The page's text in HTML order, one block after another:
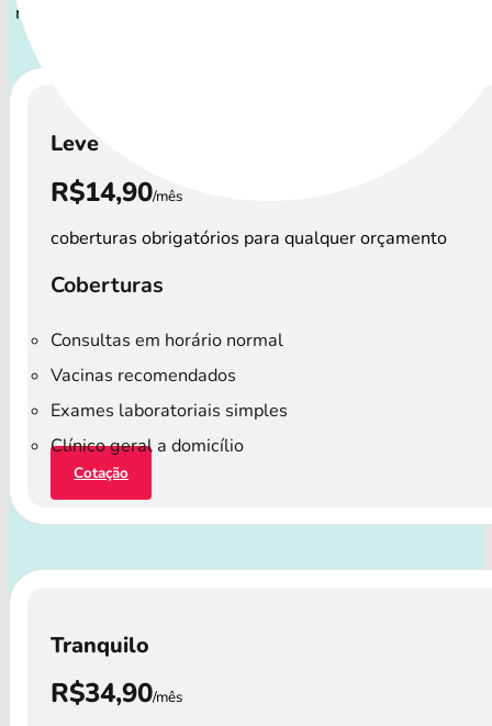
necessita atenção especial.
Leve
R$14,90/mês
coberturas obrigatórios para qualquer orçamento
Coberturas
Consultas em horário normal
Vacinas recomendados
Exames laboratoriais simples
Clínico geral a domicílio
Cotação
Tranquilo
R$34,90/mês